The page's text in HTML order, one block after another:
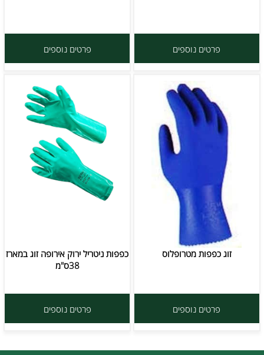
פרטים נוספים פרטים נוספים
זוג כפפות מטרופלוס
פרטים נוספים
כפפות ניטריל ירוק אירופה זוג במארז
38ס"מ
פרטים נוספים